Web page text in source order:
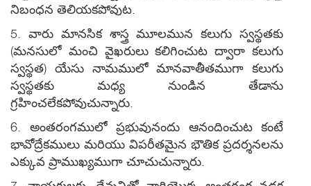
నిబంధన తెలియకపోవుట.
5. వారు మానసిక శాస్త్ర మూలమున కలుగు స్వస్థతకు
(మనసులో మంచి వైఖరులు కలిగించుట ద్వారా కలుగు
స్వస్థత) యేసు నామములో మానవాతీతముగా కలుగు
స్వస్థతకు మధ్య నుండిన తేడాను
గ్రహించలేకపోవుచున్నారు.
6. అంతరంగములో ప్రభువునందు ఆనందించుట కంటే
భావోద్రేకములు మరియు విపరీతమైన భౌతిక ప్రదర్శనలను
ఎక్కువ ప్రాముఖ్యముగా చూచుచున్నారు.